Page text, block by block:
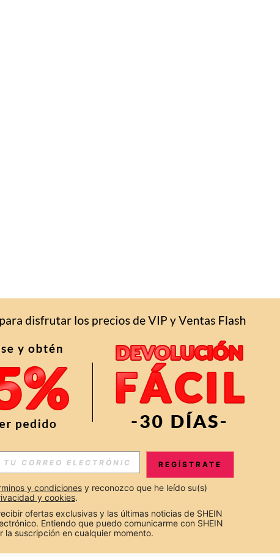
APP
EXCLUSIVAS, PROMOCIONES Y NOTICIAS DE SHEIN
REGÍSTRATE
y condiciones y reconozco que he leído su(s)
y cookies.
ofertas exclusivas y las últimas noticias de SHEIN
Entiendo que puedo comunicarme con SHEIN
la suscripción en cualquier momento.